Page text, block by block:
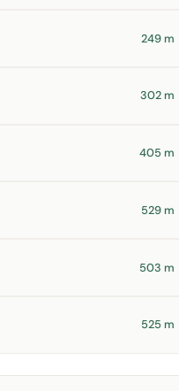
249 m
302 m
405 m
529 m
503 m
525 m